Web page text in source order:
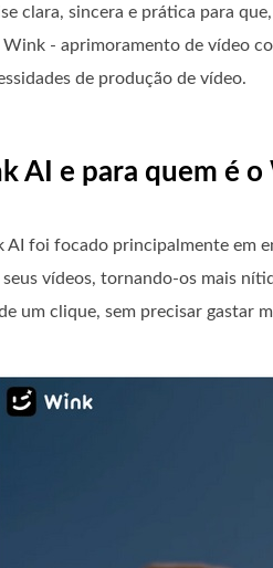
clara, sincera e prática para
- aprimoramento de vídeo
de produção de vídeo.
AI e para quem é o
foi focado principalmente em
vídeos, tornando-os mais
um clique, sem precisar gastar